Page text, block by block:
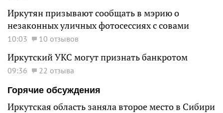
Иркутян призывают сообщать в мэрию о
незаконных уличных фотосессиях с совами
10:03 10 отзывов
Иркутский УКС могут признать банкротом
09:36
22 отзыва
Горячие обсуждения
Иркутская область заняла второе место в Сибири